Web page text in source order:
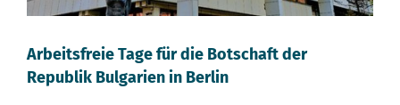
Arbeitsfreie Tage für die Botschaft der
Republik Bulgarien in Berlin